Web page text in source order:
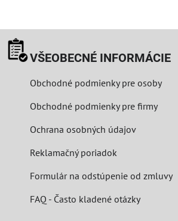
VŠEOBECNÉ INFORMÁCIE
Obchodné podmienky pre osoby
Obchodné podmienky pre firmy
Ochrana osobných údajov
Reklamačný poriadok
Formulár na odstúpenie od zmluvy
FAQ - Často kladené otázky